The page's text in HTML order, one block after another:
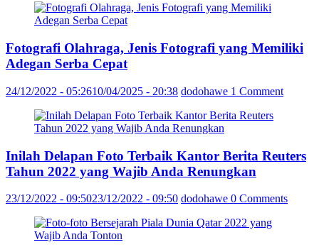
Fotografi Olahraga, Jenis Fotografi yang Memiliki
Adegan Serba Cepat
24/12/2022 - 05:2610/04/2025 - 20:38 dodohawe 1 Comment
Inilah Delapan Foto Terbaik Kantor Berita Reuters
Tahun 2022 yang Wajib Anda Renungkan
23/12/2022 - 09:5023/12/2022 - 09:50 dodohawe 0 Comments